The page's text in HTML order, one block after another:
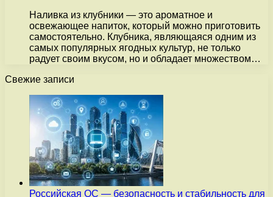
Наливка из клубники — это ароматное и
освежающее напиток, который можно приготовить
самостоятельно. Клубника, являющаяся одним из
самых популярных ягодных культур, не только
радует своим вкусом, но и обладает множеством…
Свежие записи
Российская ОС — безопасность и стабильность для